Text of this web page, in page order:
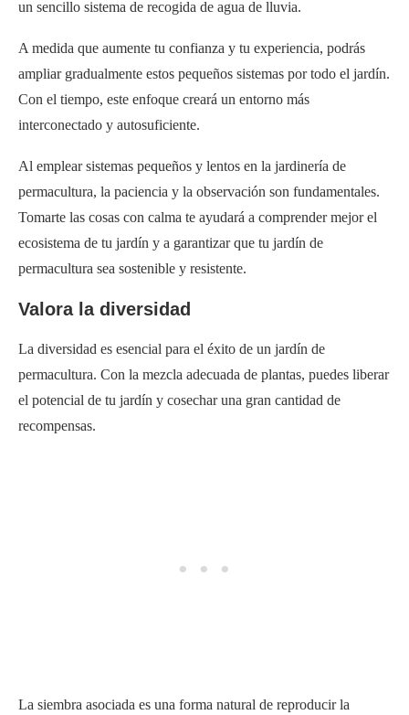
un sencillo sistema de recogida de agua de lluvia.
A medida que aumente tu confianza y tu experiencia, podrás
ampliar gradualmente estos pequeños sistemas por todo el jardín.
Con el tiempo, este enfoque creará un entorno más
interconectado y autosuficiente.
Al emplear sistemas pequeños y lentos en la jardinería de
permacultura, la paciencia y la observación son fundamentales.
Tomarte las cosas con calma te ayudará a comprender mejor el
ecosistema de tu jardín y a garantizar que tu jardín de
permacultura sea sostenible y resistente.
Valora la diversidad
La diversidad es esencial para el éxito de un jardín de
permacultura. Con la mezcla adecuada de plantas, puedes liberar
el potencial de tu jardín y cosechar una gran cantidad de
recompensas.
La siembra asociada es una forma natural de reproducir la